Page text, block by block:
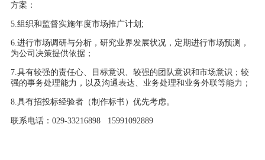
方案：
5.组织和监督实施年度市场推广计划;
6.进行市场调研与分析，研究业界发展状况，定期进行市场预测，
为公司决策提供依据；
7.具有较强的责任心、目标意识、较强的团队意识和市场意识；较
强的事务处理能力，以及沟通表达、业务处理和业务外联等能力；
8.具有招投标经验者（制作标书）优先考虑。
联系电话： 029-33216898 15991092889